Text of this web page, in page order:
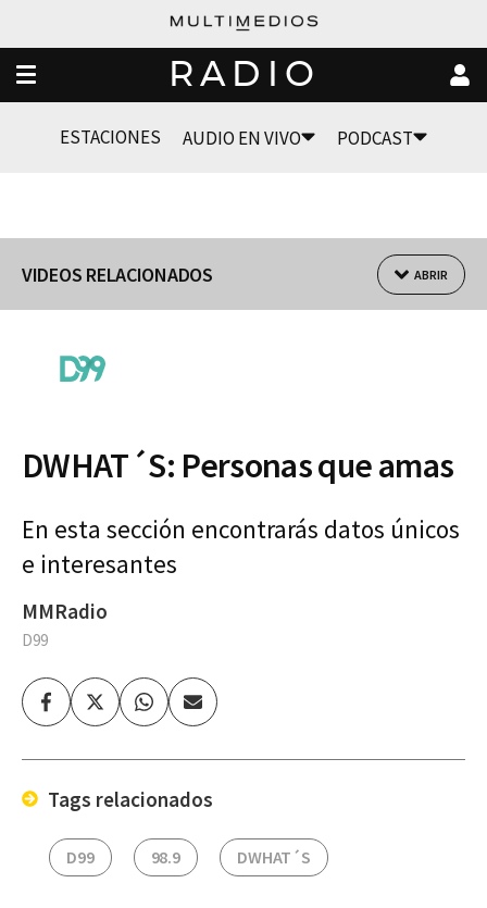
RADIO
ESTACIONES AUDIO EN VIVO PODCAST
VIDEOS RELACIONADOS ABRIR
DWHAT´S: Personas que amas
En esta sección encontrarás datos únicos
e interesantes
MMRadio
D99
FacebookTwitterWhatsapp
Enviar
por
Tags relacionados
D99 98.9 DWHAT´S